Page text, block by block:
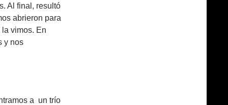
Al final, resultó
abrieron para
vimos. En
y nos
a un trío